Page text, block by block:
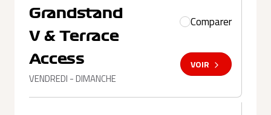
Grandstand
V & Terrace
Access
VENDREDI - DIMANCHE
Comparer
VOIR